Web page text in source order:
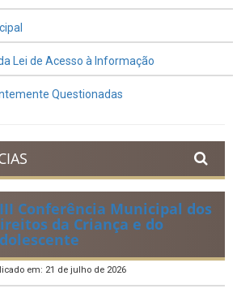
Lei de Acesso à Informação
Questionadas
Conferência Municipal dos
da Criança e do
em: 21 de julho de 2026